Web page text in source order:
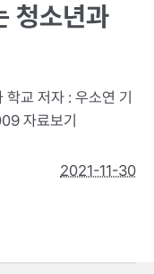
청소년과
교 저자 : 우소연 기
자료보기
2021-11-30